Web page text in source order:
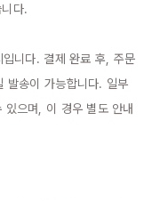
다.
니다. 결제 완료 후, 주문
발송이 가능합니다. 일부
으며, 이 경우 별도 안내